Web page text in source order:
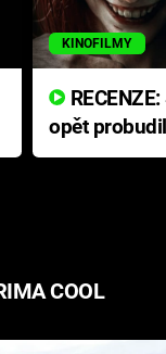
KINOFILMY
opět
přichází s
COOL